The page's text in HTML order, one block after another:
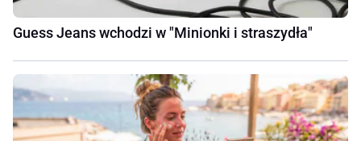
Guess Jeans wchodzi w "Minionki i straszydła"